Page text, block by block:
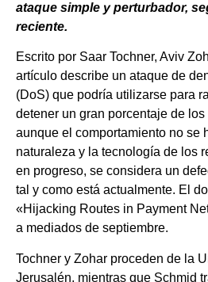
ataque simple y perturbador,
reciente.
Escrito por Saar Tochner, Aviv
artículo describe un ataque de
(DoS) que podría utilizarse para
detener un gran porcentaje de los
aunque el comportamiento no se
naturaleza y la tecnología de los
en progreso, se considera un
tal y como está actualmente. El
«Hijacking Routes in Payment
a mediados de septiembre.
Tochner y Zohar proceden de la
Jerusalén, mientras que Schmid